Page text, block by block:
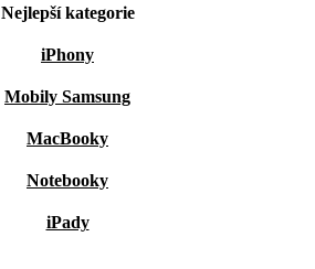
Nejlepší kategorie
iPhony
Mobily Samsung
MacBooky
Notebooky
iPady